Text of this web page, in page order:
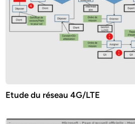
Etude du réseau 4G/LTE